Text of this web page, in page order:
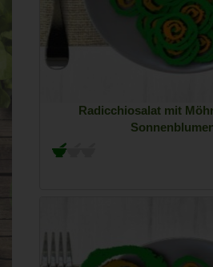
Radicchiosalat mit